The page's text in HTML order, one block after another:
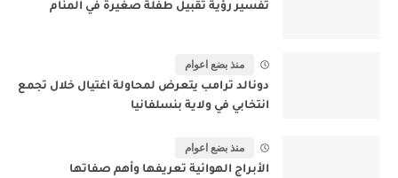
تفسير رؤية تقبيل طفلة صغيرة في المنام
منذ بضع اعوام
دونالد ترامب يتعرض لمحاولة اغتيال خلال تجمع
انتخابي في ولاية بنسلفانيا
منذ بضع اعوام
الأبراج الهوائية تعريفها وأهم صفاتها